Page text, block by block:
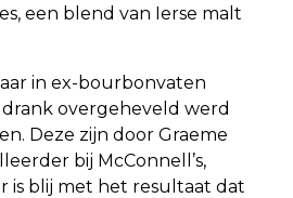
een blend van Ierse malt
in ex-bourbonvaten
overgeheveld werd
Deze zijn door Graeme
bij McConnell’s,
is blij met het resultaat dat